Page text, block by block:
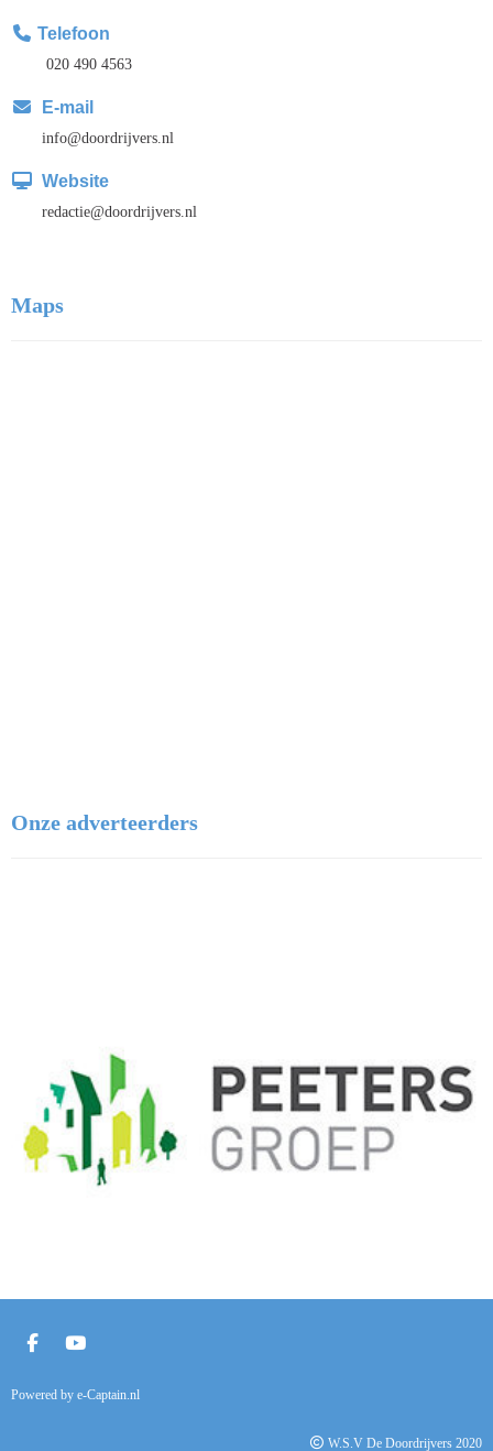
Telefoon
020 490 4563
E-mail
ofni@doordrijvers.nl
Website
eitcader@doordrijvers.nl
Maps
Onze adverteerders
Powered by e-Captain.nl
W.S.V De Doordrijvers 2020